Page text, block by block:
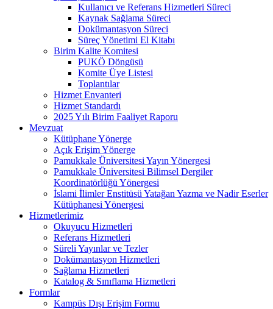
Kullanıcı ve Referans Hizmetleri Süreci
Kaynak Sağlama Süreci
Dokümantasyon Süreci
Süreç Yönetimi El Kitabı
Birim Kalite Komitesi
PUKÖ Döngüsü
Komite Üye Listesi
Toplantılar
Hizmet Envanteri
Hizmet Standardı
2025 Yılı Birim Faaliyet Raporu
Mevzuat
Kütüphane Yönerge
Açık Erişim Yönerge
Pamukkale Üniversitesi Yayın Yönergesi
Pamukkale Üniversitesi Bilimsel Dergiler
Koordinatörlüğü Yönergesi
İslami İlimler Enstitüsü Yatağan Yazma ve Nadir Eserler
Kütüphanesi Yönergesi
Hizmetlerimiz
Okuyucu Hizmetleri
Referans Hizmetleri
Süreli Yayınlar ve Tezler
Dokümantasyon Hizmetleri
Sağlama Hizmetleri
Katalog & Sınıflama Hizmetleri
Formlar
Kampüs Dışı Erişim Formu